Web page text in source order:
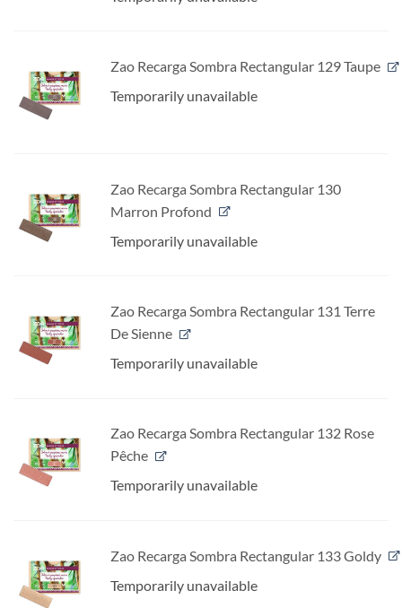
Zao Recarga Sombra Rectangular 129 Taupe
Temporarily unavailable
Zao Recarga Sombra Rectangular 130
Marron Profond
Temporarily unavailable
Zao Recarga Sombra Rectangular 131 Terre
De Sienne
Temporarily unavailable
Zao Recarga Sombra Rectangular 132 Rose
Pêche
Temporarily unavailable
Zao Recarga Sombra Rectangular 133 Goldy
Temporarily unavailable